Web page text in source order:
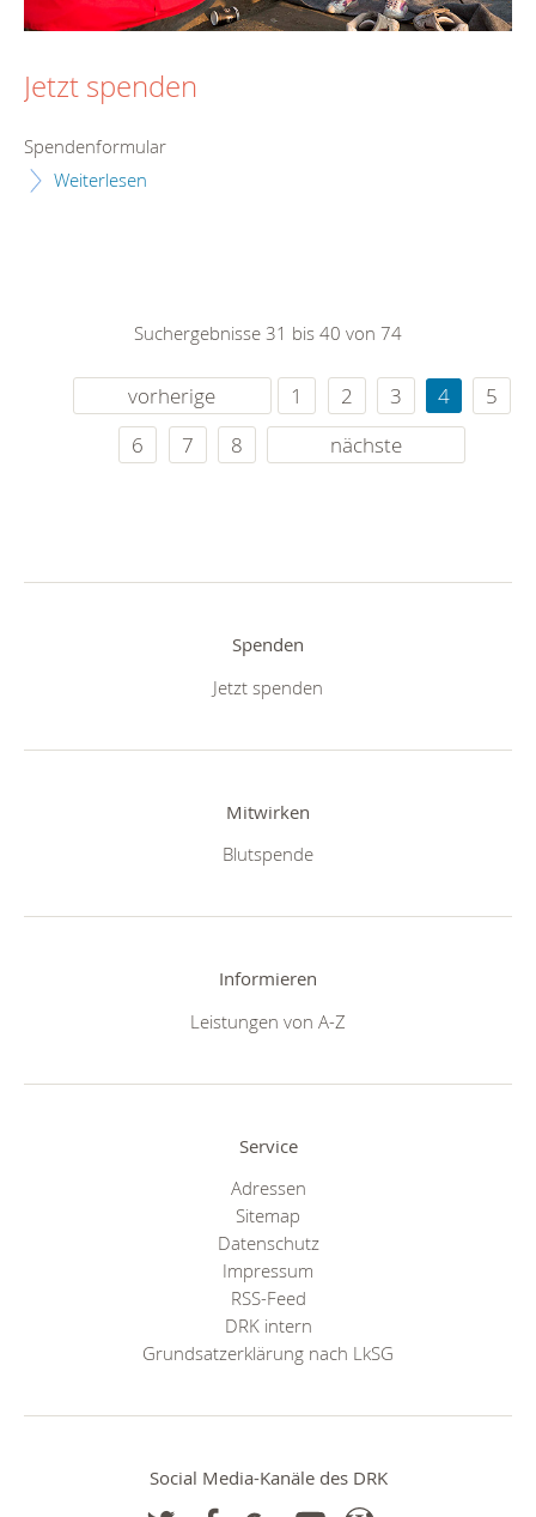
Jetzt spenden
Spendenformular
Weiterlesen
Suchergebnisse 31 bis 40 von 74
vorherige 1 2 3 4
5
6
7 8 nächste
Spenden
Jetzt spenden
Mitwirken
Blutspende
Informieren
Leistungen von A-Z
Service
Adressen
Sitemap
Datenschutz
Impressum
RSS-Feed
DRK intern
Grundsatzerklärung nach LkSG
Social Media-Kanäle des DRK